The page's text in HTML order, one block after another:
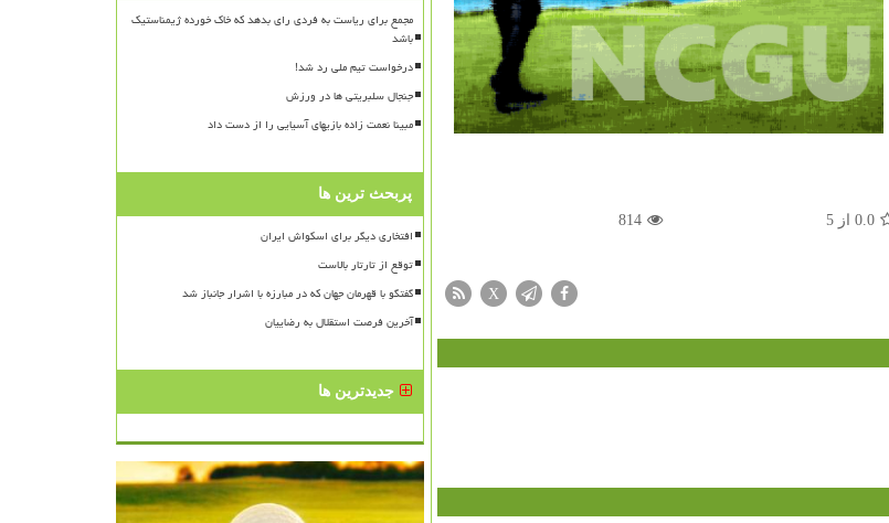
0.0 از5
814
X
مجمع برای ریاست به فردی رای بدهد که خاک خورده ژیمناستیک
باشد
درخواست تیم ملی رد شد!
جنجال سلبریتی ها در ورزش
مبینا نعمت زاده بازیهای آسیایی را از دست داد
پربحث ترین ها
افتخاری دیگر برای اسکواش ایران
توقع از تارتار بالاست
گفتگو با قهرمان جهان که در مبارزه با اشرار جانباز شد
آخرین فرصت استقلال به رضاییان
جدیدترین ها